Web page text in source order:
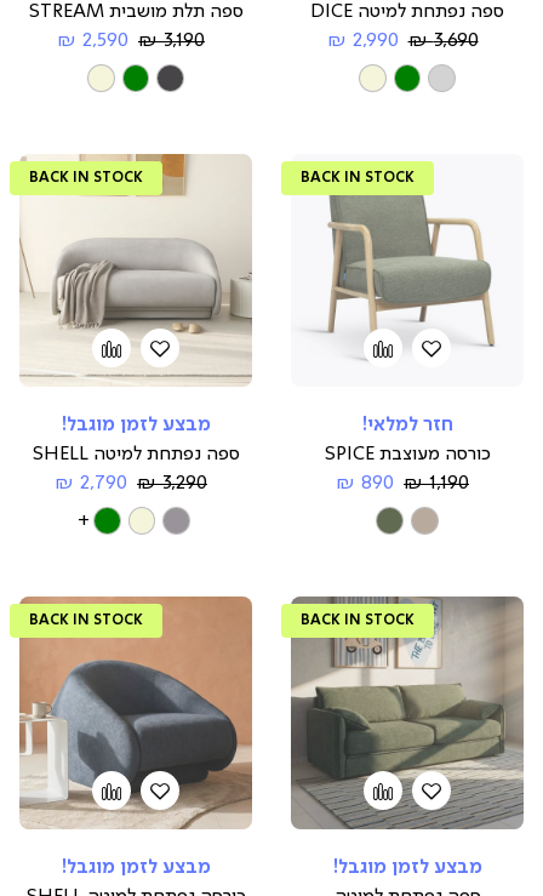
ספה נפתחת למיטה DICE
החל2,990 ₪Regular3,690 ₪
צבע
ספה תלת מושבית STREAM
החל2,590 ₪Regular3,190 ₪
צבע
הוספהAdd
BACK IN STOCK
חזר למלאי!
כורסה מעוצבת SPICE
החל890 ₪
Regular1,190 ₪
צבע
הוספה
למועדפים
Add
to
BACK IN STOCK
מבצע לזמן מוגבל!
ספה נפתחת למיטה SHELL
החל2,790 ₪Regular3,290 ₪
צבע
More
Colors
הוספה
למועדפים
Add
to
BACK IN STOCK
מבצע לזמן מוגבל!
הוספה
למועדפים
Add
to
BACK IN STOCK
מבצע לזמן מוגבל!